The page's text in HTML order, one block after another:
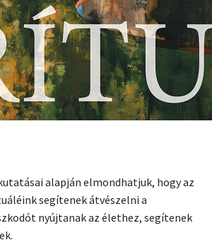
alapján elmondhatjuk, hogy az
segítenek átvészelni a
nyújtanak az élethez, segítenek